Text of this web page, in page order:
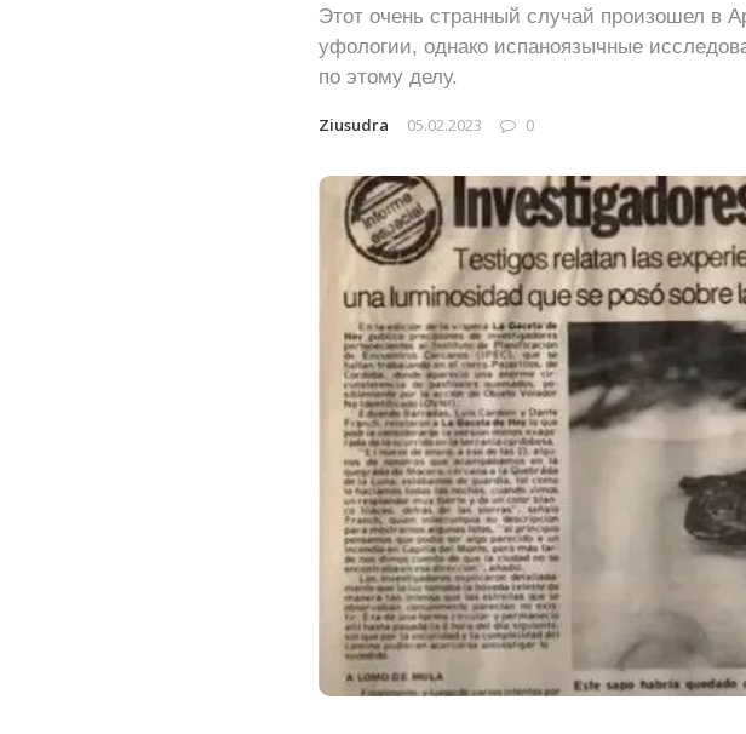
Этот очень странный случай произошел в
уфологии, однако испаноязычные
по этому делу.
Ziusudra 05.02.2023 0